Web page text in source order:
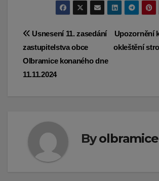
Navigace
pro
příspěvek
Upozornění
okleštění
Usnesení 11. zasedání
zastupitelstva obce
Olbramice konaného dne
11.11.2024
Byolbramice